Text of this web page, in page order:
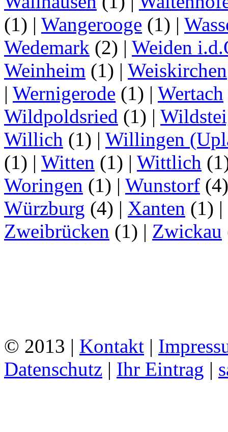
(1) | Wangerooge (1) |
Wedemark (2) | Weiden
Weinheim (1) | Weiskirchen
| Wernigerode (1) | Wertach
Wildpoldsried (1) |
Willich (1) | Willingen
(1) | Witten (1) | Wittlich
Woringen (1) | Wunstorf
Würzburg (4) | Xanten (1) |
Zweibrücken (1) | Zwickau
© 2013 | Kontakt |
Datenschutz | Ihr Eintrag |